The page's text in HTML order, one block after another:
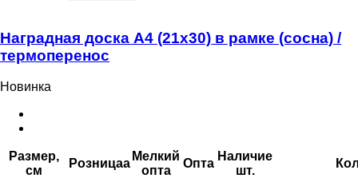
Наградная доска А4 (21х30) в рамке (сосна) /
термоперенос
Новинка
Размер,
см
Розницаa
Мелкий
оптa
Оптa
Наличие
шт.